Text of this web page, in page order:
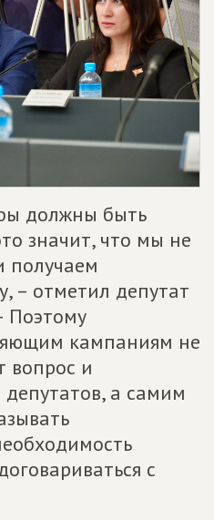
должны быть
значит, что мы не
получаем
– отметил депутат
Поэтому
кампаниям не
вопрос и
депутатов, а самим
с